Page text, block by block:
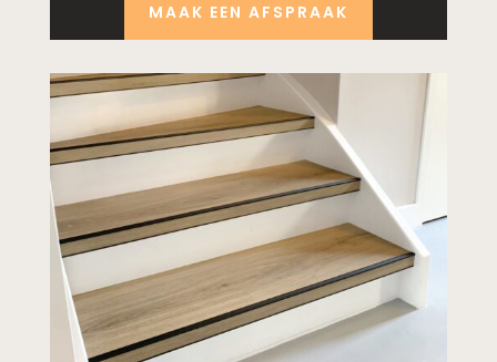
MAAK EEN AFSPRAAK